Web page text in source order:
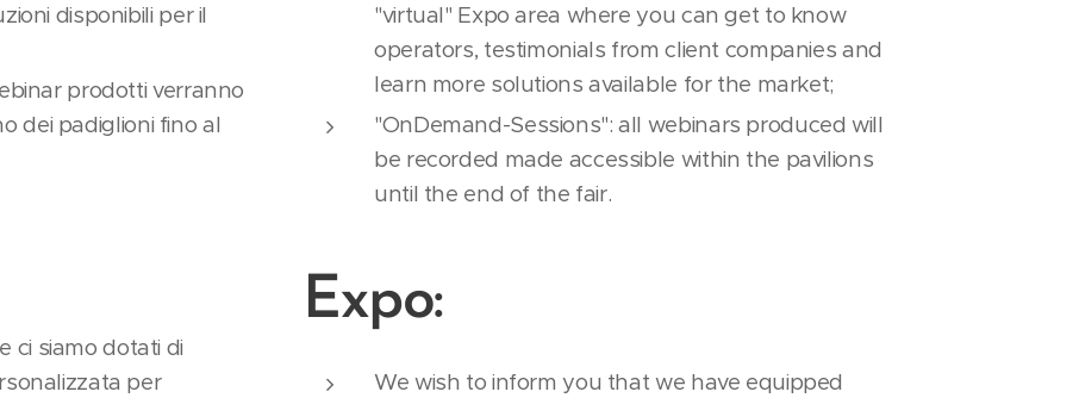
disponibili per il
prodotti verranno
dei padiglioni fino al
ci siamo dotati di
per
"virtual" Expo area where you can get to know
operators, testimonials from client companies and
learn more solutions available for the market;
"OnDemand-Sessions": all webinars produced will
be recorded made accessible within the pavilions
until the end of the fair.
Expo:
We wish to inform you that we have equipped